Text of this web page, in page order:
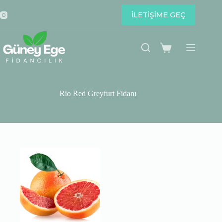
to
content
İLETİŞİME GEÇ
Shopping
Rio Red Greyfurt Fidanı